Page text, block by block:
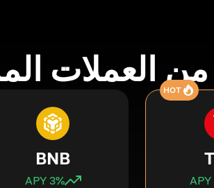
العملات
HOT
BNB
3% APY